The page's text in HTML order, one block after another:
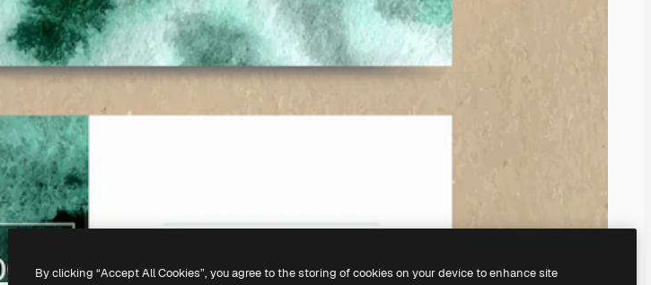
By clicking “Accept All Cookies”, you agree to the storing of cookies on your device to enhance site